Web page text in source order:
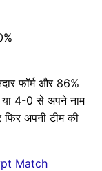
फॉर्म और 86%
4-0 से अपने नाम
अपनी टीम की
Match